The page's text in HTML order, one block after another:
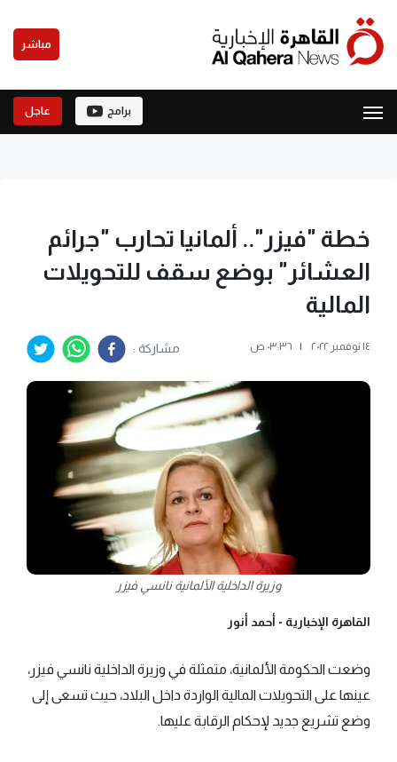
مباشر
برامج عاجل
خطة "فيزر".. ألمانيا تحارب "جرائم
العشائر" بوضع سقف للتحويلات
المالية
١٤ نوفمبر ٢٠٢٢ | ٠٣:٣٦ ص مشاركة :
وزيرة الداخلية الألمانية نانسي فيزر
القاهرة الإخبارية - أحمد أنور
وضعت الحكومة الألمانية، متمثلة في وزيرة الداخلية نانسي فيزر،
عينها على التحويلات المالية الواردة داخل البلاد، حيث تسعى إلى
وضع تشريع جديد لإحكام الرقابة عليها.